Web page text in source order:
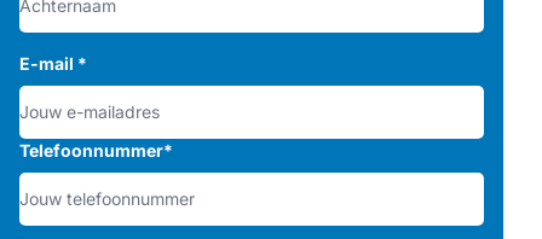
E-mail *
Telefoonnummer*